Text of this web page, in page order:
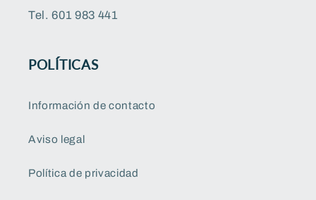
Tel. 601 983 441
POLÍTICAS
Información de contacto
Aviso legal
Política de privacidad